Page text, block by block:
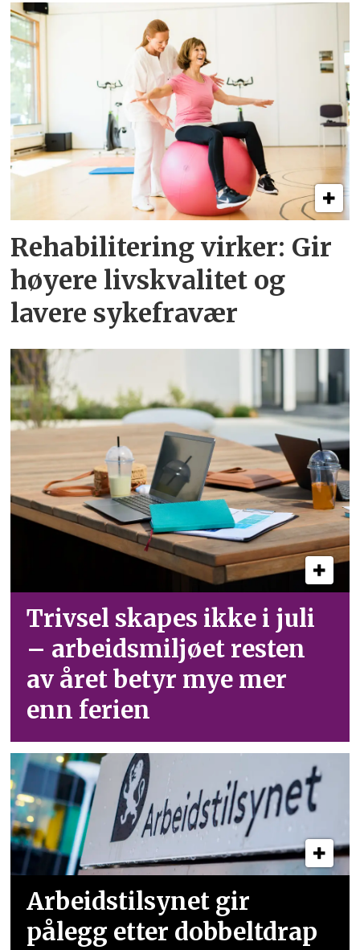
Rehabilitering virker: Gir
høyere livskvalitet og
lavere sykefravær
Trivsel skapes ikke i juli
– arbeid­smiljøet resten
av året betyr mye mer
enn ferien
Arbeidstilsynet gir
pålegg etter dobbeltdrap